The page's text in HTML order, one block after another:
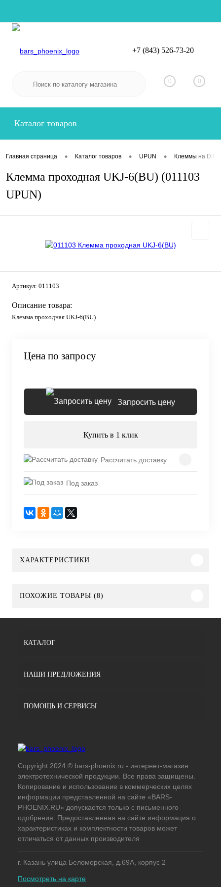
Вход
+7 (843) 526-73-20
0 0
Каталог товаров
Главная страница • Каталог товаров • UPUN • Клеммы на DIN-
Клемма проходная UKJ-6(BU) (011103
UPUN)
Артикул: 011103
Описание товара:
Клемма проходная UKJ-6(BU)
Цена по запросу
Запросить цену
Купить в 1 клик
Рассчитать доставку
Под заказ
ХАРАКТЕРИСТИКИ
ПОХОЖИЕ ТОВАРЫ (8)
КАТАЛОГ
НАШИ ПРЕДЛОЖЕНИЯ
ПОМОЩЬ И СЕРВИСЫ
Copyright 2024 © bars-phoenix.ru - интернет-магазин
электротехнической продукции. Все права защищены.
Копирование и использование в коммерческих целях
информации представленной на сайте «BARS-
PHOENIX.RU» допускается только с письменного
одобрения. Предоставленная на сайте информация о
характеристиках и комплектности товаров может
отличаться от данных производителя
г. Казань улица Беломорская, д.69А, корпус 2
Посмотреть на карте